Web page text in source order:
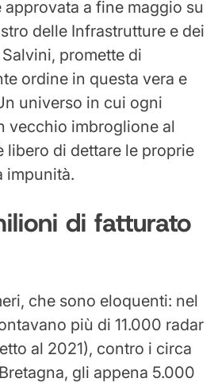
a fine maggio su
delle Infrastrutture e dei
promette di
ordine in questa vera e
universo in cui ogni
vecchio imbroglione al
libero di dettare le proprie
impunità.
di fatturato
che sono eloquenti: nel
più di 11.000 radar
al 2021), contro i circa
gli appena 5.000